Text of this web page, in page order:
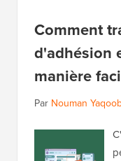
Comment
d'adhésion
manière
Par Nouman